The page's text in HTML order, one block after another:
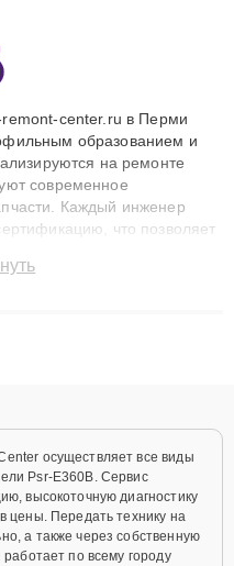
center.ru в Перми
образованием и
на ремонте
современное
Каждый инженер
что позволяет
3 лет. Наши мастера
осуществляет все виды
Psr-E360B. Сервис
высокоточную диагностику
цены. Передать технику на
а также через собственную
по всему городу